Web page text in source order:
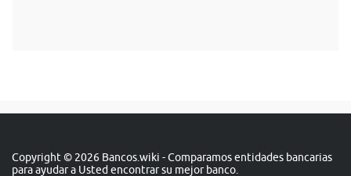
Copyright © 2026 Bancos.wiki - Comparamos entidades bancarias
para ayudar a Usted encontrar su mejor banco.